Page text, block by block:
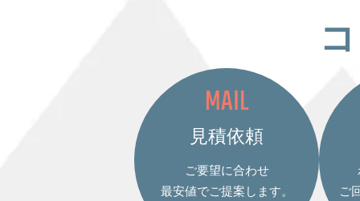
MAIL
見積依頼
ご要望に合わせ
最安値でご提案します。
ご